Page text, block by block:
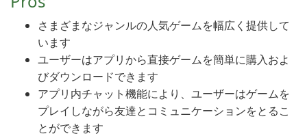
さまざまなジャンルの人気ゲームを幅広く提供して
います
ユーザーはアプリから直接ゲームを簡単に購入およ
びダウンロードできます
アプリ内チャット機能により、ユーザーはゲームを
プレイしながら友達とコミュニケーションをとるこ
とができます